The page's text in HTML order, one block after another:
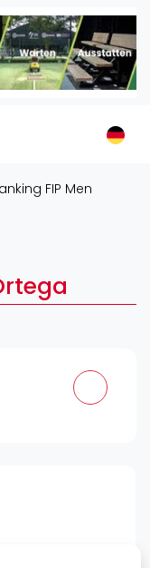
FIP Men